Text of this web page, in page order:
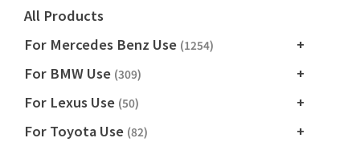
All Products
For Mercedes Benz Use (1254)
For BMW Use (309)
For Lexus Use (50)
For Toyota Use (82)